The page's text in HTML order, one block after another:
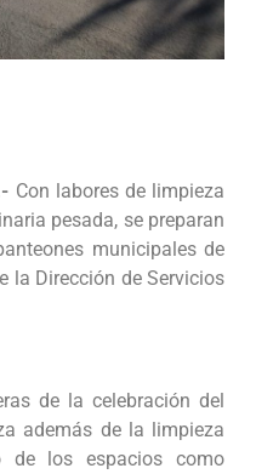
Con labores de limpieza
pesada, se preparan
municipales de
la Dirección de Servicios
de la celebración del
además de la limpieza
de los espacios como